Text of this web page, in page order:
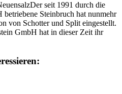
seit 1991 durch die
Steinbruch hat nunmehr
von Schotter und Split eingestellt.
GmbH hat in dieser Zeit ihr